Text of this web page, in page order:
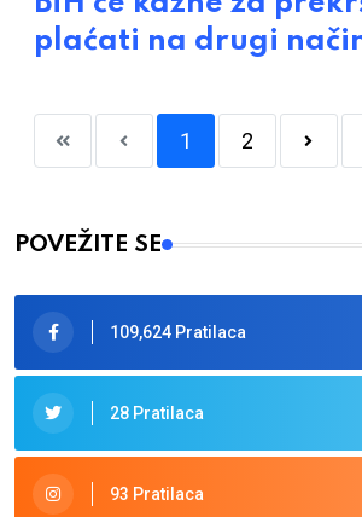
plaćati na drugi
1 2
POVEŽITE SE
109,624 Pratilaca
28 Pratilaca
93 Pratilaca